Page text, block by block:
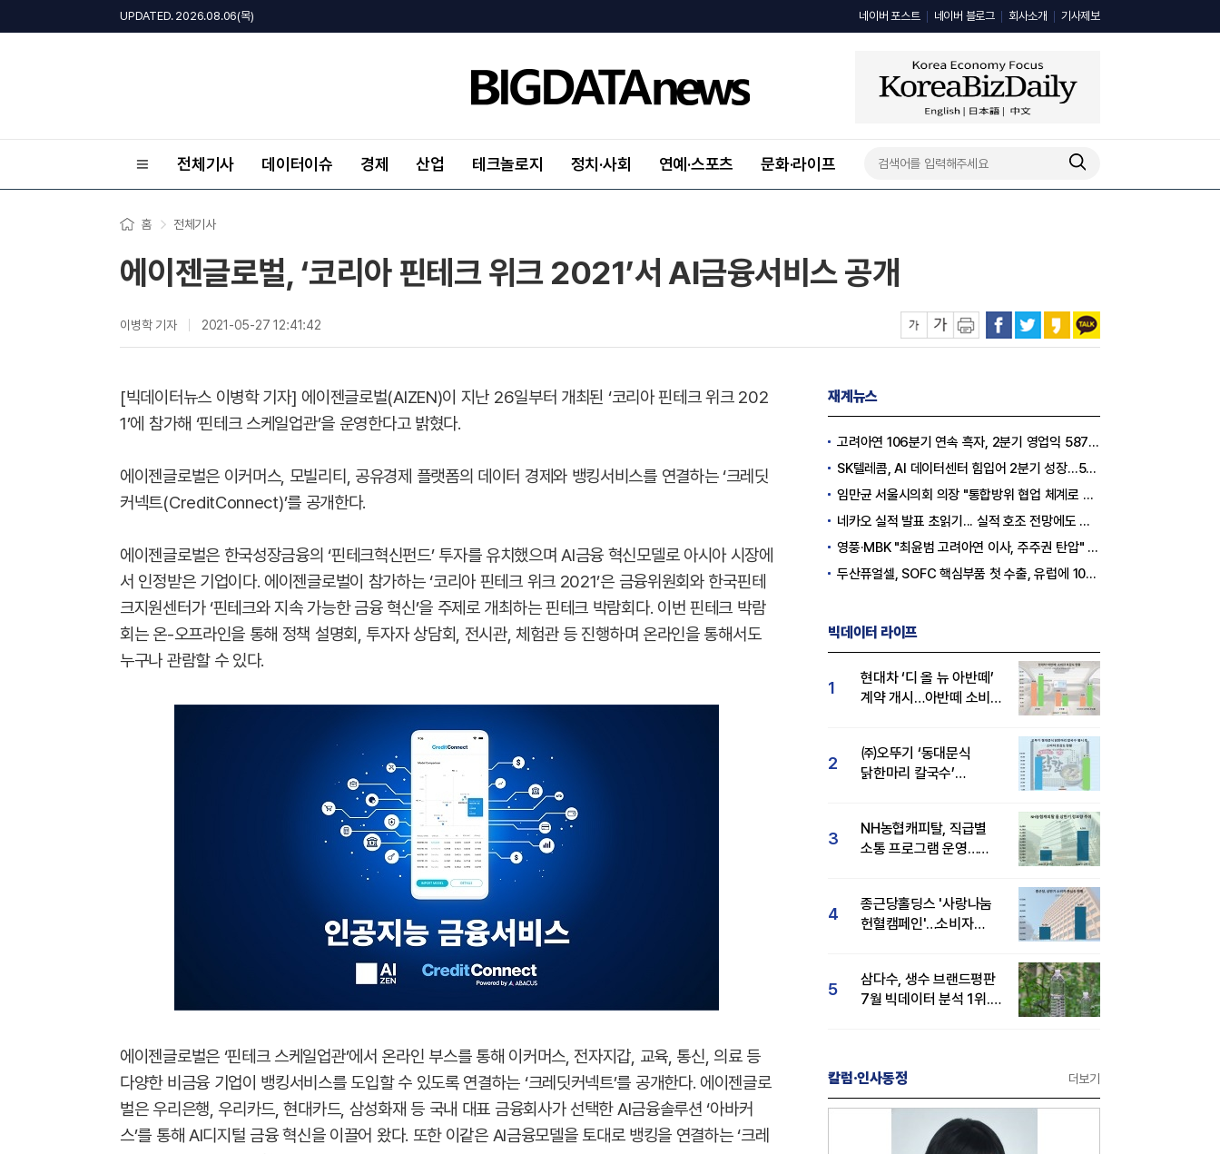
UPDATED. 2026.08.06(목) 네이버 포스트 네이버 블로그 회사소개 기사제보
전체기사 데이터이슈 경제 산업 테크놀로지 정치·사회 연예·스포츠 문화·라이프
홈 전체기사
에이젠글로벌, ‘코리아 핀테크 위크 2021’서 AI금융서비스 공개
이병학 기자 2021-05-27 12:41:42
[빅데이터뉴스 이병학 기자] 에이젠글로벌(AIZEN)이 지난 26일부터 개최된 ‘코리아 핀테크 위크 202
1’에 참가해 ‘핀테크 스케일업관’을 운영한다고 밝혔다.
에이젠글로벌은 이커머스, 모빌리티, 공유경제 플랫폼의 데이터 경제와 뱅킹서비스를 연결하는 ‘크레딧
커넥트(CreditConnect)’를 공개한다.
에이젠글로벌은 한국성장금융의 ‘핀테크혁신펀드’ 투자를 유치했으며 AI금융 혁신모델로 아시아 시장에
서 인정받은 기업이다. 에이젠글로벌이 참가하는 ‘코리아 핀테크 위크 2021’은 금융위원회와 한국핀테
크지원센터가 ‘핀테크와 지속 가능한 금융 혁신’을 주제로 개최하는 핀테크 박람회다. 이번 핀테크 박람
회는 온-오프라인을 통해 정책 설명회, 투자자 상담회, 전시관, 체험관 등 진행하며 온라인을 통해서도
누구나 관람할 수 있다.
에이젠글로벌은 ‘핀테크 스케일업관’에서 온라인 부스를 통해 이커머스, 전자지갑, 교육, 통신, 의료 등
다양한 비금융 기업이 뱅킹서비스를 도입할 수 있도록 연결하는 ‘크레딧커넥트’를 공개한다. 에이젠글로
벌은 우리은행, 우리카드, 현대카드, 삼성화재 등 국내 대표 금융회사가 선택한 AI금융솔루션 ‘아바커
스’를 통해 AI디지털 금융 혁신을 이끌어 왔다. 또한 이같은 AI금융모델을 토대로 뱅킹을 연결하는 ‘크레
재계뉴스
고려아연 106분기 연속 흑자, 2분기 영업익 5870억원
SK텔레콤, AI 데이터센터 힘입어 2분기 성장…5GW 인프라 구축 시동
임만균 서울시의회 의장 "통합방위 협업 체계로 정교한 대응력 갖출 것"
네카오 실적 발표 초읽기... 실적 호조 전망에도 시장 관심은 'AI'
영풍·MBK "최윤범 고려아연 이사, 주주권 탄압" 규탄
두산퓨얼셀, SOFC 핵심부품 첫 수출, 유럽에 1087억 원 규모
빅데이터 라이프
1
현대차 ‘디 올 뉴 아반떼’
계약 개시…아반떼 소비자
2
㈜오뚜기 ‘동대문식
닭한마리 칼국수’
3
NH농협캐피탈, 직급별
소통 프로그램 운영…
4
종근당홀딩스 '사랑나눔
헌혈캠페인'…소비자
5
삼다수, 생수 브랜드평판
7월 빅데이터 분석 1위...
칼럼·인사동정 더보기